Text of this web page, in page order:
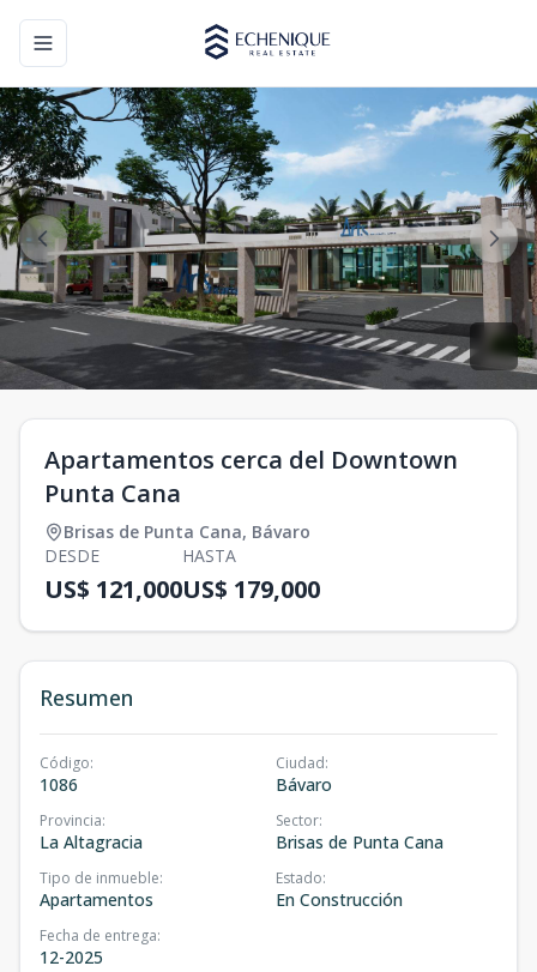
Toggle navigation menu
Apartamentos cerca del Downtown
Punta Cana
Brisas de Punta Cana, Bávaro
DESDE
US$ 121,000
HASTA
US$ 179,000
Resumen
Código:
1086
Ciudad:
Bávaro
Provincia:
La Altagracia
Sector:
Brisas de Punta Cana
Tipo de inmueble:
Apartamentos
Estado:
En Construcción
Fecha de entrega:
12-2025